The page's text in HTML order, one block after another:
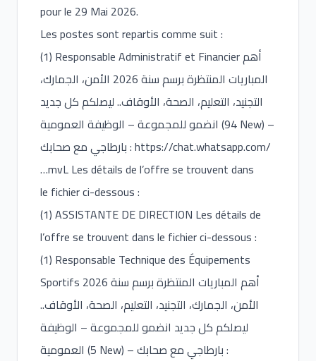
pour le 29 Mai 2026.
Les postes sont repartis comme suit :
(1) Responsable Administratif et Financier أهم
المباريات المنتظرة برسم سنة 2026 الأمن، الجمارك،
التجنيد، التعليم، الصحة، الأوقاف.. ليصلكم كل جديد
انضمو للمجموعة – الوظيفة العمومية (94 New) –
بارطاجي مع صحابك :https://chat.whatsapp.com/
…mvL Les détails de l’offre se trouvent dans
le fichier ci-dessous :
(1) ASSISTANTE DE DIRECTION Les détails de
l’offre se trouvent dans le fichier ci-dessous :
(1) Responsable Technique des Équipements
Sportifs أهم المباريات المنتظرة برسم سنة 2026
الأمن، الجمارك، التجنيد، التعليم، الصحة، الأوقاف..
ليصلكم كل جديد انضمو للمجموعة – الوظيفة
العمومية (5 New) – بارطاجي مع صحابك :